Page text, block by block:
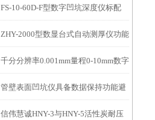
态的实时监测设备
FS-10-60D-F型数字凹坑深度仪标配
IP54级表头分辨率0.01mm量程
10mm！
ZHY-2000型数显台式自动测厚仪功能
特点
千分分辨率0.001mm量程0-10mm数字
埋头度仪技术参数！
管壁表面凹坑仪具备数据保持功能避
免测试过程中测针移动导致数据变动
信伟慧诚HNY-3与HNY-5活性炭耐压